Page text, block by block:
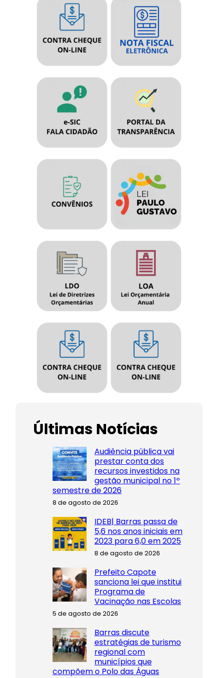
Últimas Notícias
Audiência pública vai
prestar conta dos
recursos investidos na
gestão municipal no 1º
semestre de 2026
8 de agosto de 2026
IDEB| Barras passa de
5,6 nos anos iniciais em
2023 para 6,0 em 2025
8 de agosto de 2026
Prefeito Capote
sanciona lei que institui
Programa de
Vacinação nas Escolas
5 de agosto de 2026
Barras discute
estratégias de turismo
regional com
municípios que
compõem o Polo das Águas